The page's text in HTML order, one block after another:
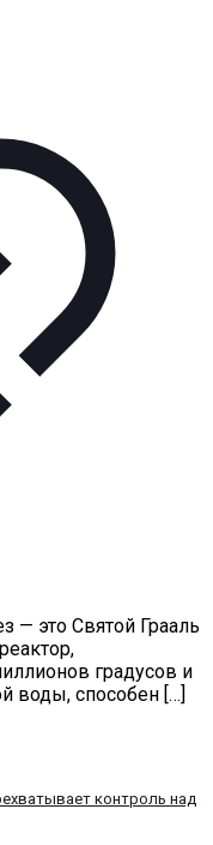
контроль над
— это Святой Грааль
градусов и
воды, способен […]